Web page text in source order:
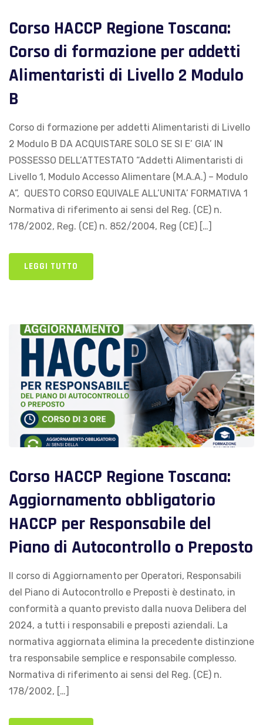
Corso HACCP Regione Toscana:
Corso di formazione per addetti
Alimentaristi di Livello 2 Modulo
B
Corso di formazione per addetti Alimentaristi di Livello
2 Modulo B DA ACQUISTARE SOLO SE SI E’ GIA’ IN
POSSESSO DELL’ATTESTATO “Addetti Alimentaristi di
Livello 1, Modulo Accesso Alimentare (M.A.A.) – Modulo
A”, QUESTO CORSO EQUIVALE ALL’UNITA’ FORMATIVA 1
Normativa di riferimento ai sensi del Reg. (CE) n.
178/2002, Reg. (CE) n. 852/2004, Reg (CE) […]
LEGGI TUTTO
Corso HACCP Regione Toscana:
Aggiornamento obbligatorio
HACCP per Responsabile del
Piano di Autocontrollo o Preposto
Il corso di Aggiornamento per Operatori, Responsabili
del Piano di Autocontrollo e Preposti è destinato, in
conformità a quanto previsto dalla nuova Delibera del
2024, a tutti i responsabili e preposti aziendali. La
normativa aggiornata elimina la precedente distinzione
tra responsabile semplice e responsabile complesso.
Normativa di riferimento ai sensi del Reg. (CE) n.
178/2002, […]